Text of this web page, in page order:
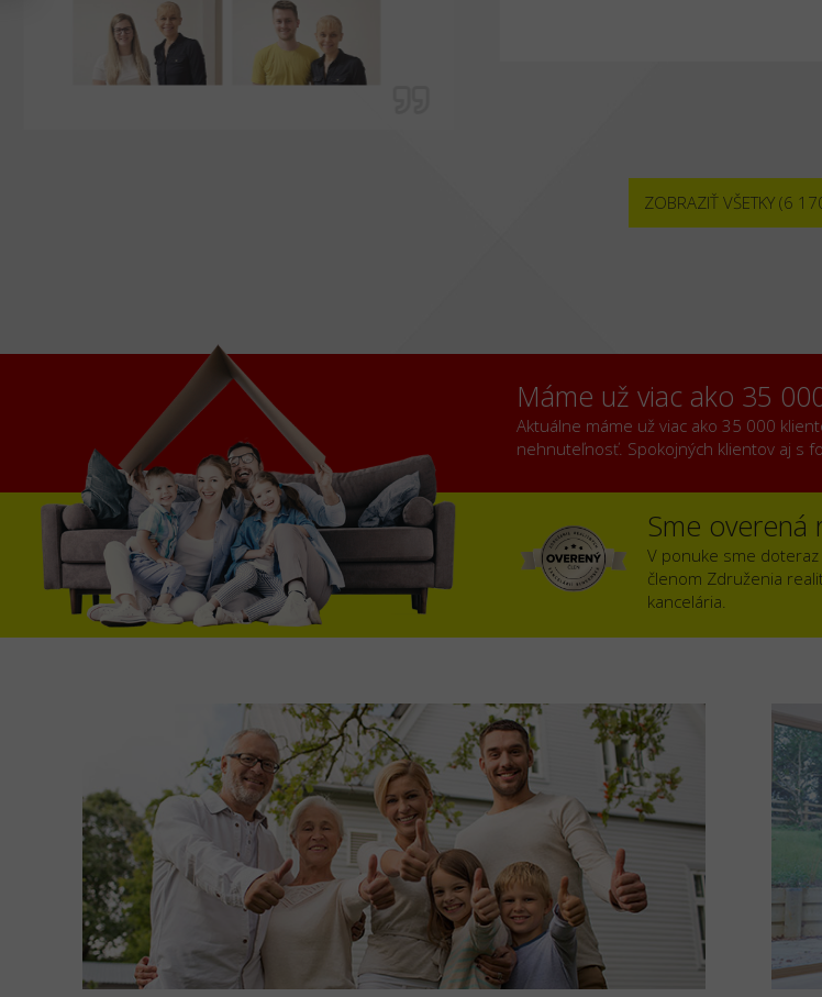
ZOBRAZIŤ VŠETKY (6
Máme už viac ako 35
Aktuálne máme už viac ako 35 000
nehnuteľnosť. Spokojných klientov aj s
Sme overená
V ponuke sme
členom Združenia
kancelária.